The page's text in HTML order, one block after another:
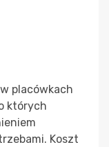
placówkach
których
Koszt